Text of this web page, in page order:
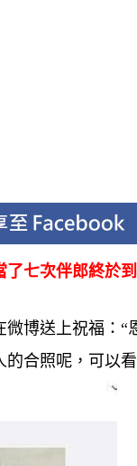
了七次伴郎終於
博送上祝福：
合照呢，可以